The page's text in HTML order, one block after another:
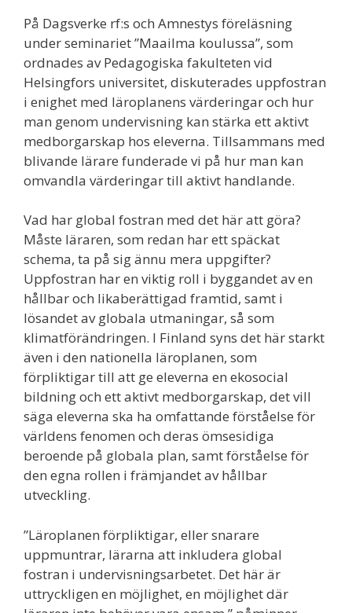
På Dagsverke rf:s och Amnestys föreläsning
under seminariet ”Maailma koulussa”, som
ordnades av Pedagogiska fakulteten vid
Helsingfors universitet, diskuterades uppfostran
i enighet med läroplanens värderingar och hur
man genom undervisning kan stärka ett aktivt
medborgarskap hos eleverna. Tillsammans med
blivande lärare funderade vi på hur man kan
omvandla värderingar till aktivt handlande.
Vad har global fostran med det här att göra?
Måste läraren, som redan har ett späckat
schema, ta på sig ännu mera uppgifter?
Uppfostran har en viktig roll i byggandet av en
hållbar och likaberättigad framtid, samt i
lösandet av globala utmaningar, så som
klimatförändringen. I Finland syns det här starkt
även i den nationella läroplanen, som
förpliktigar till att ge eleverna en ekosocial
bildning och ett aktivt medborgarskap, det vill
säga eleverna ska ha omfattande förståelse för
världens fenomen och deras ömsesidiga
beroende på globala plan, samt förståelse för
den egna rollen i främjandet av hållbar
utveckling.
”Läroplanen förpliktigar, eller snarare
uppmuntrar, lärarna att inkludera global
fostran i undervisningsarbetet. Det här är
uttryckligen en möjlighet, en möjlighet där